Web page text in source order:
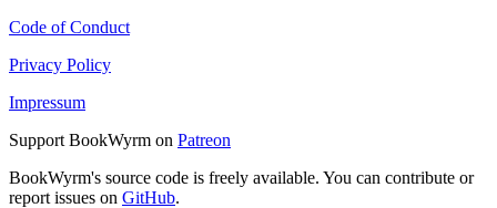
Code of Conduct
Privacy Policy
Impressum
Support BookWyrm on Patreon
BookWyrm's source code is freely available. You can contribute or
report issues on GitHub.